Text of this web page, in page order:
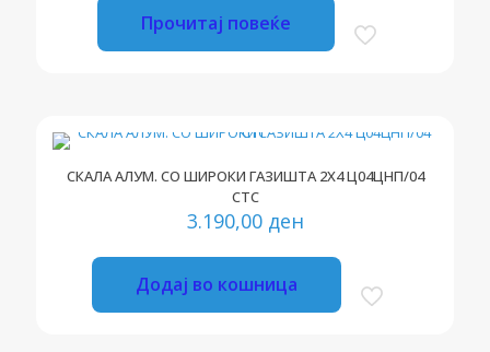
Прочитај повеќе
СКАЛА АЛУМ. СО ШИРОКИ ГАЗИШТА 2Х4 Ц04ЦНП/04
СТС
3.190,00 ден
Додај во кошница